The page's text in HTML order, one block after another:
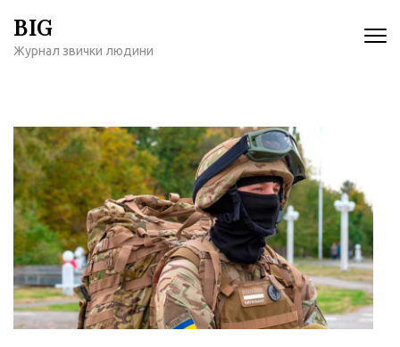
содержимому
BIG
Журнал звички людини